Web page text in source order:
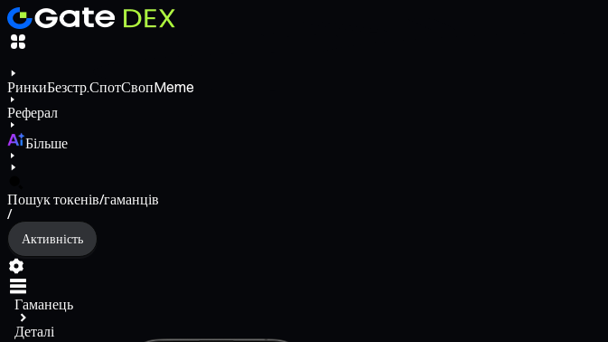
РинкиБезстр.СпотСвопMeme
Реферал
Більше
Пошук токенів/гаманців
/
Активність
Гаманець
Деталі